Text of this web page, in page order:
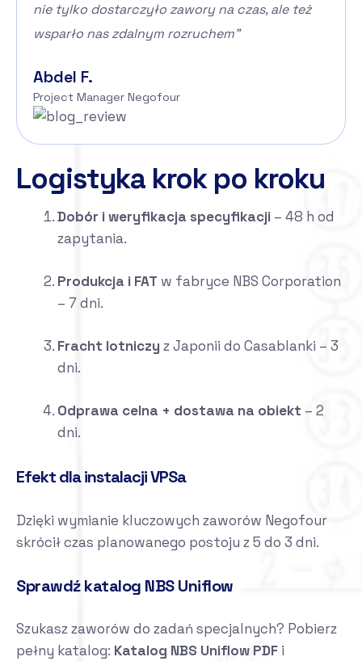
nie tylko dostarczyło zawory na czas, ale też
wsparło nas zdalnym rozruchem”
Abdel F.
Project Manager Negofour
Logistyka krok po kroku
Dobór i weryfikacja specyfikacji – 48 h od
zapytania.
Produkcja i FAT w fabryce NBS Corporation
– 7 dni.
Fracht lotniczyz Japonii do Casablanki – 3
dni.
Odprawa celna + dostawa na obiekt – 2
dni.
Efekt dla instalacji VPSa
Dzięki wymianie kluczowych zaworów Negofour
skrócił czas planowanego postoju z 5 do 3 dni.
Sprawdź katalog NBS Uniflow
Szukasz zaworów do zadań specjalnych? Pobierz
pełny katalog: Katalog NBS Uniflow PDF i